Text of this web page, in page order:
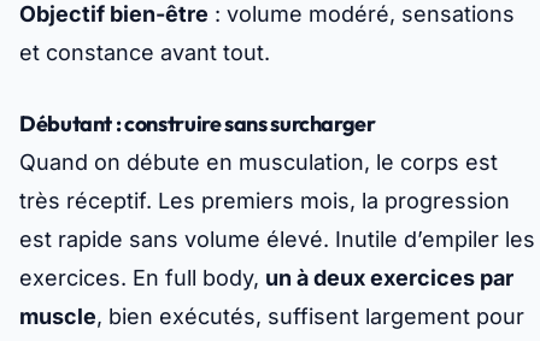
Objectif bien-être : volume modéré, sensations
et constance avant tout.
Débutant : construire sans surcharger
Quand on débute en musculation, le corps est
très réceptif. Les premiers mois, la progression
est rapide sans volume élevé. Inutile d’empiler les
exercices. En full body, un à deux exercices par
muscle, bien exécutés, suffisent largement pour